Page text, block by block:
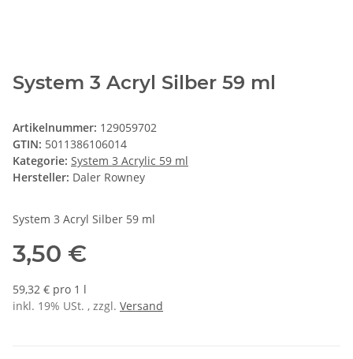
System 3 Acryl Silber 59 ml
Artikelnummer: 129059702
GTIN: 5011386106014
Kategorie: System 3 Acrylic 59 ml
Hersteller: Daler Rowney
System 3 Acryl Silber 59 ml
3,50 €
59,32 € pro 1 l
inkl. 19% USt. , zzgl. Versand